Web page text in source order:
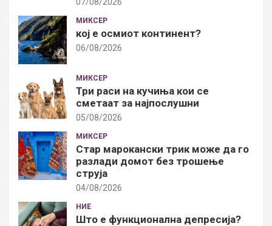
МИКСЕР
кој е осмиот континент?
06/08/2026
МИКСЕР
Три раси на кучиња кои се
сметаат за најпослушни
05/08/2026
МИКСЕР
Стар марокански трик може да го
разлади домот без трошење
струја
04/08/2026
НИЕ
Што е функционална депресија?